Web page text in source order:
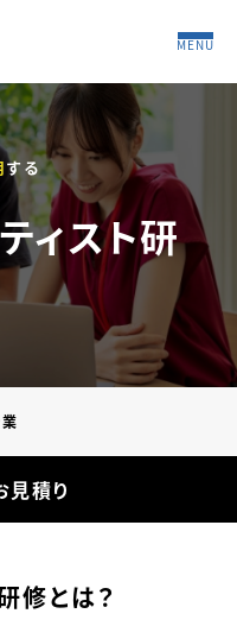
MENU
する
ィスト研
見積り
修とは？